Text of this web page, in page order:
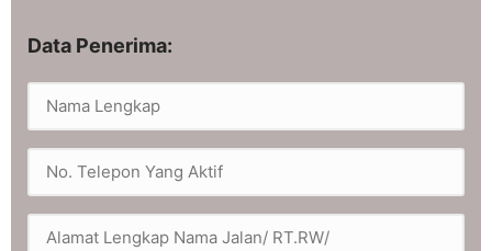
Data Penerima: